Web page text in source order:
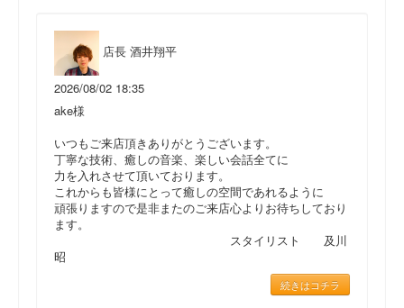
店長 酒井翔平
2026/08/02 18:35
ake様
いつもご来店頂きありがとうございます。
丁寧な技術、癒しの音楽、楽しい会話全てに
力を入れさせて頂いております。
これからも皆様にとって癒しの空間であれるように
頑張りますので是非またのご来店心よりお待ちしており
ます。
スタイリスト 及川
昭
続きはコチラ